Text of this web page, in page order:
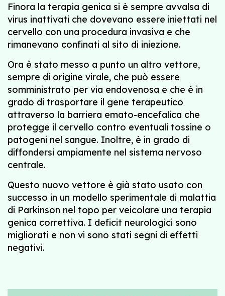
Finora la terapia genica si è sempre avvalsa di
virus inattivati che dovevano essere iniettati nel
cervello con una procedura invasiva e che
rimanevano confinati al sito di iniezione.
Ora è stato messo a punto un altro vettore,
sempre di origine virale, che può essere
somministrato per via endovenosa e che è in
grado di trasportare il gene terapeutico
attraverso la barriera emato-encefalica che
protegge il cervello contro eventuali tossine o
patogeni nel sangue. Inoltre, è in grado di
diffondersi ampiamente nel sistema nervoso
centrale.
Questo nuovo vettore è già stato usato con
successo in un modello sperimentale di malattia
di Parkinson nel topo per veicolare una terapia
genica correttiva. I deficit neurologici sono
migliorati e non vi sono stati segni di effetti
negativi.